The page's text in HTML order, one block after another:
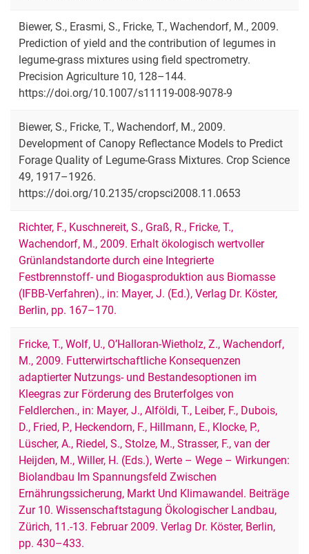
Biewer, S., Erasmi, S., Fricke, T., Wachendorf, M., 2009.
Prediction of yield and the contribution of legumes in
legume-grass mixtures using field spectrometry.
Precision Agriculture 10, 128–144.
https://doi.org/10.1007/s11119-008-9078-9
Biewer, S., Fricke, T., Wachendorf, M., 2009.
Development of Canopy Reflectance Models to Predict
Forage Quality of Legume-Grass Mixtures. Crop Science
49, 1917–1926.
https://doi.org/10.2135/cropsci2008.11.0653
Richter, F., Kuschnereit, S., Graß, R., Fricke, T.,
Wachendorf, M., 2009. Erhalt ökologisch wertvoller
Grünlandstandorte durch eine Integrierte
Festbrennstoff- und Biogasproduktion aus Biomasse
(IFBB-Verfahren)., in: Mayer, J. (Ed.), Verlag Dr. Köster,
Berlin, pp. 167–170.
Fricke, T., Wolf, U., O’Halloran-Wietholz, Z., Wachendorf,
M., 2009. Futterwirtschaftliche Konsequenzen
adaptierter Nutzungs- und Bestandesoptionen im
Kleegras zur Förderung des Bruterfolges von
Feldlerchen., in: Mayer, J., Alföldi, T., Leiber, F., Dubois,
D., Fried, P., Heckendorn, F., Hillmann, E., Klocke, P.,
Lüscher, A., Riedel, S., Stolze, M., Strasser, F., van der
Heijden, M., Willer, H. (Eds.), Werte – Wege – Wirkungen:
Biolandbau Im Spannungsfeld Zwischen
Ernährungssicherung, Markt Und Klimawandel. Beiträge
Zur 10. Wissenschaftstagung Ökologischer Landbau,
Zürich, 11.-13. Februar 2009. Verlag Dr. Köster, Berlin,
pp. 430–433.